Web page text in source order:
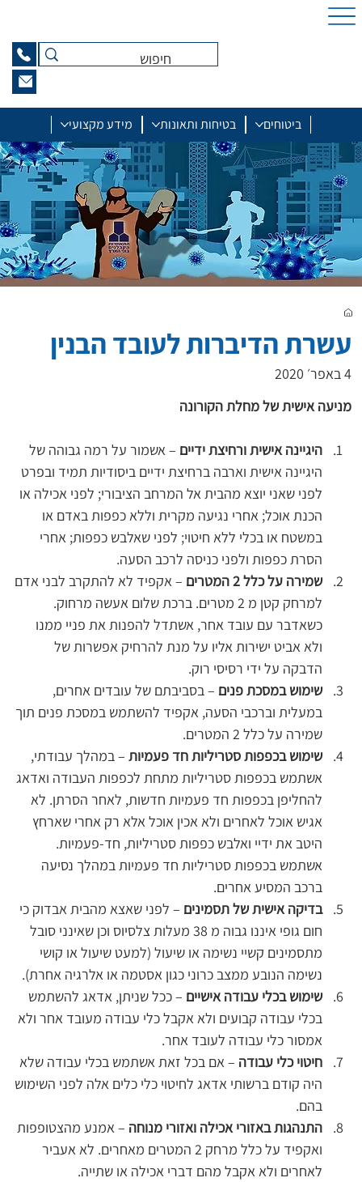
ביטוחים בטיחות ותאונות מידע מקצועי
עשרת הדיברות לעובד הבנין
4 באפר׳ 2020
מניעה אישית של מחלת הקורונה
היגיינה אישית ורחיצת ידיים – אשמור על רמה גבוהה של
היגיינה אישית וארבה ברחיצת ידיים ביסודיות תמיד ובפרט
לפני שאני יוצא מהבית אל המרחב הציבורי; לפני אכילה או
הכנת אוכל; אחרי נגיעה מקרית וללא כפפות באדם או
במשטח או בכלי ללא חיטוי; לפני שאלבש כפפות; אחרי
הסרת כפפות ולפני כניסה לרכב הסעה.
שמירה על כלל 2 המטרים
– אקפיד לא להתקרב לבני אדם
למרחק קטן מ 2 מטרים. ברכת שלום אעשה מרחוק.
כשאדבר עם עובד אחר, אשתדל להפנות את פניי ממנו
ולא אביט ישירות אליו על מנת להרחיק אפשרות של
הדבקה על ידי רסיסי רוק.
שימוש במסכת פנים – בסביבתם של עובדים אחרים,
במעלית וברכבי הסעה, אקפיד להשתמש במסכת פנים תוך
שמירה על כלל 2 המטרים.
שימוש בכפפות סטריליות חד פעמיות – במהלך עבודתי,
אשתמש בכפפות סטריליות מתחת לכפפות העבודה ואדאג
להחליפן בכפפות חד פעמיות חדשות, לאחר הסרתן. לא
אגיש אוכל לאחרים ולא אכין אוכל אלא רק אחרי שארחץ
היטב את ידיי ואלבש כפפות סטריליות, חד-פעמיות.
אשתמש בכפפות סטריליות חד פעמיות במהלך נסיעה
ברכב המסיע אחרים.
בדיקה אישית של תסמינים – לפני שאצא מהבית אבדוק כי
חום גופי איננו גבוה מ 38 מעלות צלסיוס וכן שאינני סובל
מתסמינים קשיי נשימה או שיעול (למעט שיעול או קושי
נשימה הנובע ממצב כרוני כגון אסטמה או אלרגיה אחרת).
שימוש בכלי עבודה אישיים – ככל שניתן, אדאג להשתמש
בכלי עבודה קבועים ולא אקבל כלי עבודה מעובד אחר ולא
אמסור כלי עבודה לעובד אחר.
חיטוי כלי עבודה – אם בכל זאת אשתמש בכלי עבודה שלא
היה קודם ברשותי אדאג לחיטוי כלי כלים אלה לפני השימוש
בהם.
התנהגות באזורי אכילה ואזורי מנוחה – אמנע מהצטופפות
ואקפיד על כלל מרחק 2 המטרים מאחרים. לא אעביר
לאחרים ולא אקבל מהם דברי אכילה או שתייה.